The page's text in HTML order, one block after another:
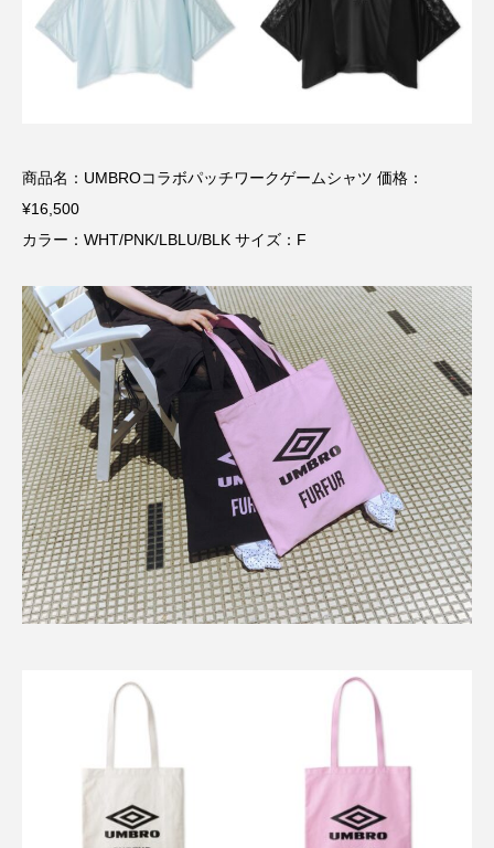
商品名：UMBROコラボパッチワークゲームシャツ 価格：
¥16,500
カラー：WHT/PNK/LBLU/BLK サイズ：F